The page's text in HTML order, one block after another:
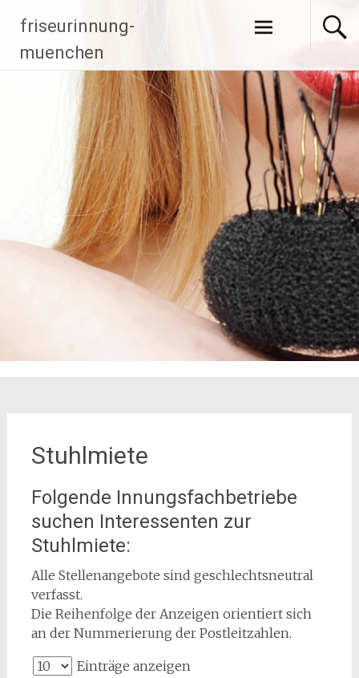
friseurinnung-
muenchen
Zum Inhalt
springen
Stuhlmiete
Folgende Innungsfachbetriebe
suchen Interessenten zur
Stuhlmiete:
Alle Stellenangebote sind geschlechtsneutral
verfasst.
Die Reihenfolge der Anzeigen orientiert sich
an der Nummerierung der Postleitzahlen.
Einträge anzeigen